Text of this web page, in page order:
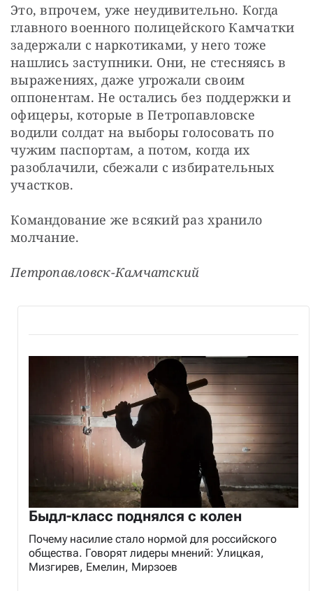
Это, впрочем, уже неудивительно. Когда
главного военного полицейского Камчатки
задержали с наркотиками, у него тоже
нашлись заступники. Они, не стесняясь в
выражениях, даже угрожали своим
оппонентам. Не остались без поддержки и
офицеры, которые в Петропавловске
водили солдат на выборы голосовать по
чужим паспортам, а потом, когда их
разоблачили, сбежали с избирательных
участков.
Командование же всякий раз хранило
молчание.
Петропавловск-Камчатский
Быдл-класс поднялся с колен
Почему насилие стало нормой для российского
общества. Говорят лидеры мнений: Улицкая,
Мизгирев, Емелин, Мирзоев